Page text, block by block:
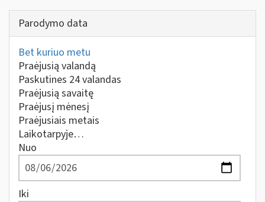
Parodymo data
Bet kuriuo metu
Praėjusią valandą
Paskutines 24 valandas
Praėjusią savaitę
Praėjusį mėnesį
Praėjusiais metais
Laikotarpyje…
Nuo
Iki